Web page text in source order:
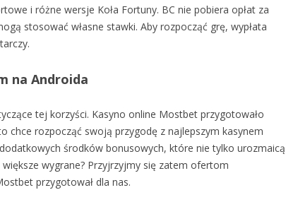
i różne wersje Koła Fortuny. BC nie pobiera opłat za
stosować własne stawki. Aby rozpocząć grę, wypłata
na Androida
tej korzyści. Kasyno online Mostbet przygotowało
chce rozpocząć swoją przygodę z najlepszym kasynem
środków bonusowych, które nie tylko urozmaicą
wygrane? Przyjrzyjmy się zatem ofertom
przygotował dla nas.